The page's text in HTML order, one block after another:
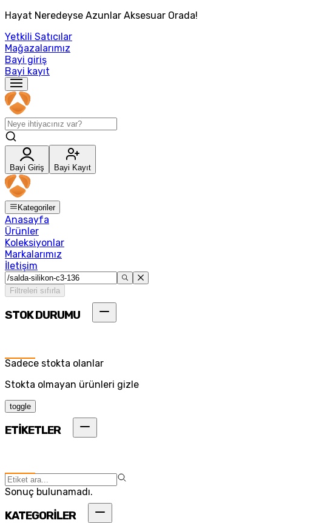
Hayat Neredeyse Azunlar Aksesuar Orada!
Yetkili Satıcılar
Mağazalarımız
Bayi giriş
Bayi kayıt
Bayi Giriş Bayi Kayıt
Kategoriler
Anasayfa
Ürünler
Koleksiyonlar
Markalarımız
İletişim
Filtreleri sıfırla
STOK DURUMU
Sadece stokta olanlar
Stokta olmayan ürünleri gizle
toggle
ETİKETLER
Sonuç bulunamadı.
KATEGORİLER